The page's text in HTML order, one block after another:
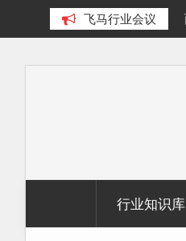
飞马行业会议
提取及面积动态变化研究
行业知识库